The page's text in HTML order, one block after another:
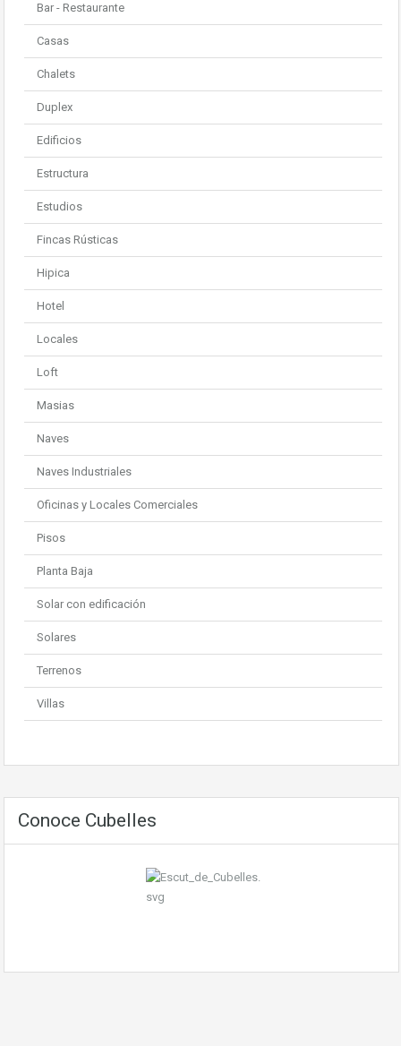
Bar - Restaurante
Casas
Chalets
Duplex
Edificios
Estructura
Estudios
Fincas Rústicas
Hipica
Hotel
Locales
Loft
Masias
Naves
Naves Industriales
Oficinas y Locales Comerciales
Pisos
Planta Baja
Solar con edificación
Solares
Terrenos
Villas
Conoce Cubelles